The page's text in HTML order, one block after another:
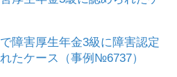
障害厚生年金3級に障害認定
たケース（事例№6737）